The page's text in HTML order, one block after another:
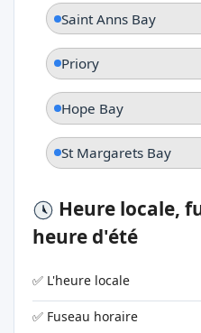
Saint Anns Bay
Priory
Hope Bay
St Margarets Bay
Heure locale,
heure d'été
✅ L'heure locale
✅ Fuseau horaire